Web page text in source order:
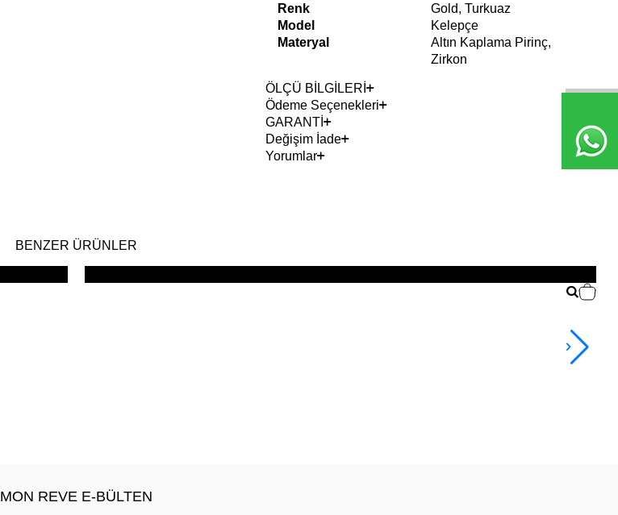
Renk
Gold, Turkuaz
Model
Kelepçe
Materyal
Altın Kaplama Pirinç,
Zirkon
ÖLÇÜ BİLGİLERİ
Ödeme Seçenekleri
GARANTİ
Değişim İade
Yorumlar
BENZER ÜRÜNLER
MON REVE E-BÜLTEN